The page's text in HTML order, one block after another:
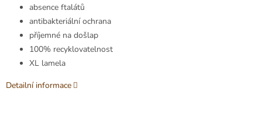
absence ftalátů
antibakteriální ochrana
příjemné na došlap
100% recyklovatelnost
XL lamela
Detailní informace